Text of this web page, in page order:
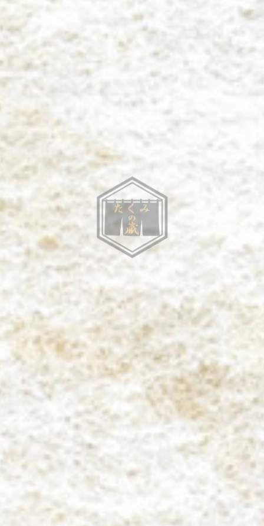
た
く
み
の